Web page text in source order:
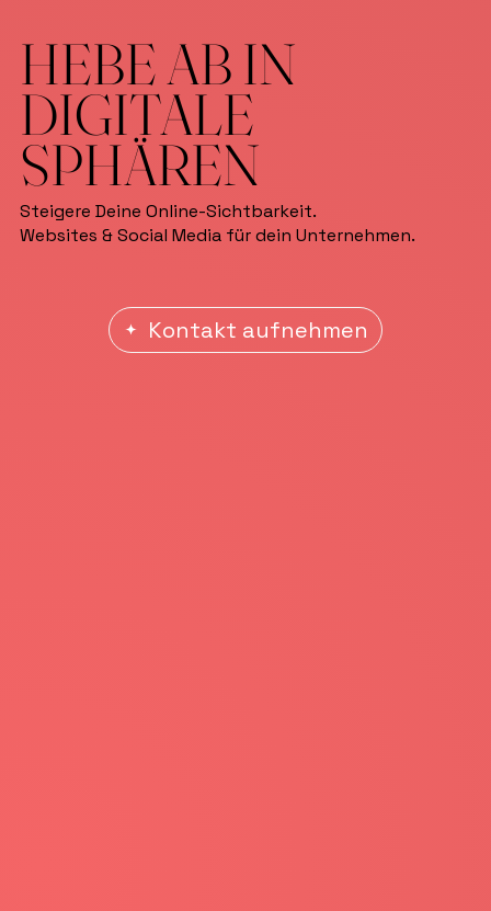
HEBE AB IN
DIGITALE
SPHÄREN
Steigere Deine Online-Sichtbarkeit.
Websites & Social Media für dein Unternehmen.
Kontakt aufnehmen